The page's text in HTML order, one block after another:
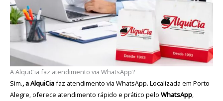
A AlquiCia faz atendimento via WhatsApp?
Sim., a AlquiCiafaz atendimento via WhatsApp. Localizada em Porto
Alegre, oferece atendimento rápido e prático pelo WhatsApp,